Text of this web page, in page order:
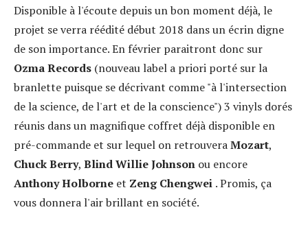
Disponible à l'écoute depuis un bon moment déjà, le
projet se verra réédité début 2018 dans un écrin digne
de son importance. En février paraitront donc sur
Ozma Records (nouveau label a priori porté sur la
branlette puisque se décrivant comme "à l'intersection
de la science, de l'art et de la conscience") 3 vinyls dorés
réunis dans un magnifique coffret déjà disponible en
pré-commande et sur lequel on retrouveraMozart,
Chuck Berry, Blind Willie Johnson ou encore
Anthony Holborne et Zeng Chengwei . Promis, ça
vous donnera l'air brillant en société.